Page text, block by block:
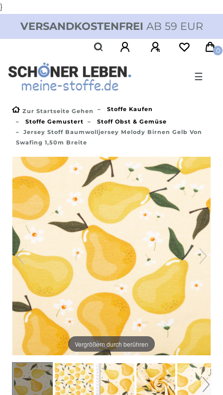
}
VERSANDKOSTENFREI AB 59 EUR
0
☰
Zur Startseite Gehen
Stoffe Kaufen
Stoffe Gemustert
Stoff Obst & Gemüse
Jersey Stoff Baumwolljersey Melody Birnen Gelb Von
Swafing 1,50m Breite
Vergrößern durch berühren